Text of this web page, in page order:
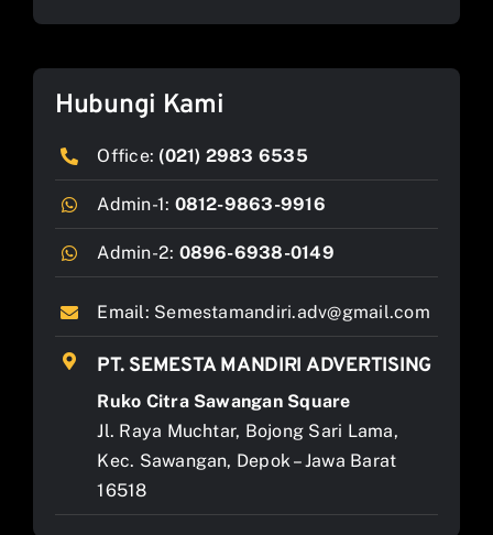
Hubungi Kami
Office: (021) 2983 6535
Admin-1: 0812-9863-9916
Admin-2: 0896-6938-0149
Email: Semestamandiri.adv@gmail.com
PT. SEMESTA MANDIRI ADVERTISING
Ruko Citra Sawangan Square
Jl. Raya Muchtar, Bojong Sari Lama,
Kec. Sawangan, Depok – Jawa Barat
16518